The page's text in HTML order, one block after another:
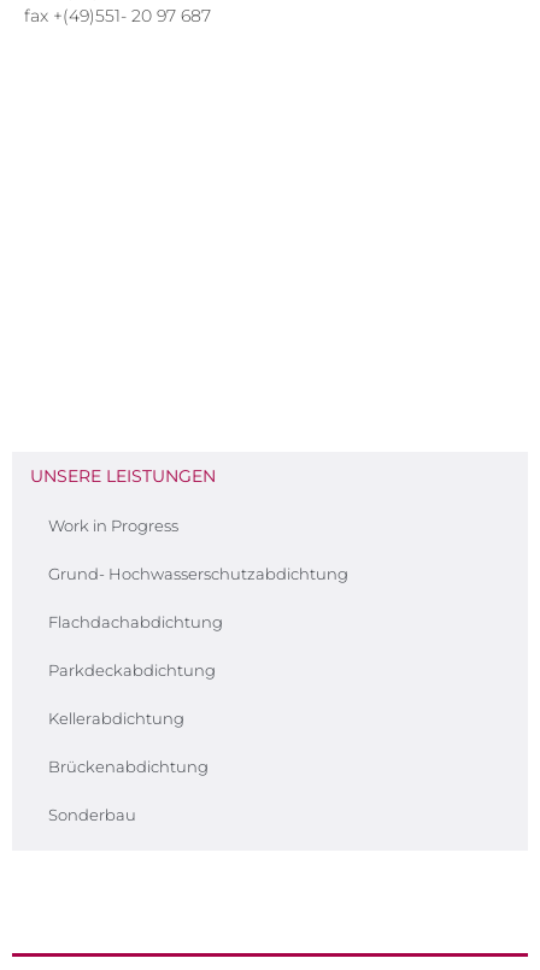
fax +(49)551- 20 97 687
UNSERE LEISTUNGEN
Work in Progress
Grund- Hochwasserschutzabdichtung
Flachdachabdichtung
Parkdeckabdichtung
Kellerabdichtung
Brückenabdichtung
Sonderbau